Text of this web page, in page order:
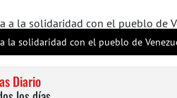
la solidaridad con el pueblo de
Diario